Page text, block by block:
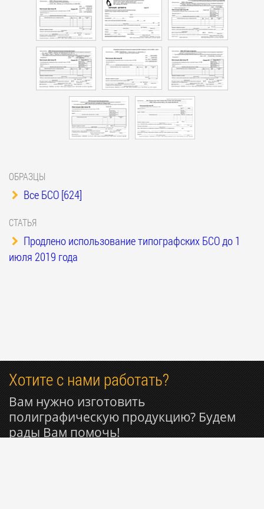
ОБРАЗЦЫ
Все БСО [624]
СТАТЬЯ
Продлено использование типографских БСО до 1
июля 2019 года
Хотите с нами работать?
Вам нужно изготовить
полиграфическую продукцию? Будем
рады Вам помочь!